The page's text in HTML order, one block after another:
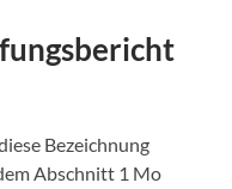
Bezeichnung
Abschnitt 1 Mo